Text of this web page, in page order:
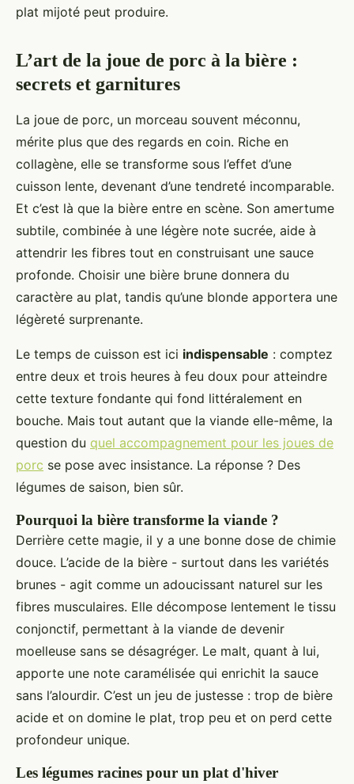
plat mijoté peut produire.
L’art de la joue de porc à la bière :
secrets et garnitures
La joue de porc, un morceau souvent méconnu,
mérite plus que des regards en coin. Riche en
collagène, elle se transforme sous l’effet d’une
cuisson lente, devenant d’une tendreté incomparable.
Et c’est là que la bière entre en scène. Son amertume
subtile, combinée à une légère note sucrée, aide à
attendrir les fibres tout en construisant une sauce
profonde. Choisir une bière brune donnera du
caractère au plat, tandis qu’une blonde apportera une
légèreté surprenante.
Le temps de cuisson est ici indispensable : comptez
entre deux et trois heures à feu doux pour atteindre
cette texture fondante qui fond littéralement en
bouche. Mais tout autant que la viande elle-même, la
question du quel accompagnement pour les joues de
porc se pose avec insistance. La réponse ? Des
légumes de saison, bien sûr.
Pourquoi la bière transforme la viande ?
Derrière cette magie, il y a une bonne dose de chimie
douce. L’acide de la bière - surtout dans les variétés
brunes - agit comme un adoucissant naturel sur les
fibres musculaires. Elle décompose lentement le tissu
conjonctif, permettant à la viande de devenir
moelleuse sans se désagréger. Le malt, quant à lui,
apporte une note caramélisée qui enrichit la sauce
sans l’alourdir. C’est un jeu de justesse : trop de bière
acide et on domine le plat, trop peu et on perd cette
profondeur unique.
Les légumes racines pour un plat d'hiver